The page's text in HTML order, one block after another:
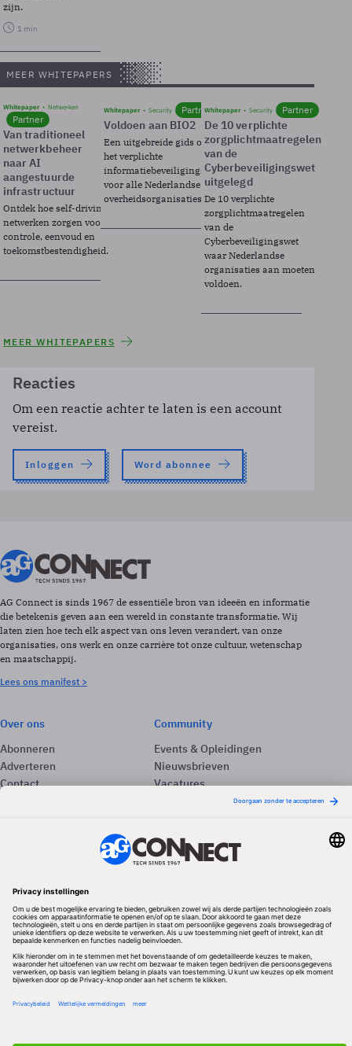
zijn.
1 min
MEER WHITEPAPERS
Whitepaper Netwerken
Partner
Van traditioneel
netwerkbeheer
naar AI
aangestuurde
infrastructuur
Ontdek hoe self-driving
netwerken zorgen voor
controle, eenvoud en
toekomstbestendigheid.
Whitepaper Security Partner
Voldoen aan BIO2
Een uitgebreide gids over BIO2,
het verplichte
informatiebeveiligingsframework
voor alle Nederlandse
overheidsorganisaties.
Whitepaper Security Partner
De 10 verplichte
zorgplichtmaatregelen
van de
Cyberbeveiligingswet
uitgelegd
De 10 verplichte
zorgplichtmaatregelen
van de
Cyberbeveiligingswet
waar Nederlandse
organisaties aan moeten
voldoen.
MEER WHITEPAPERS
Reacties
Om een reactie achter te laten is een account
vereist.
Inloggen Word abonnee
AG Connect is sinds 1967 de essentiële bron van ideeën en informatie
die betekenis geven aan een wereld in constante transformatie. Wij
laten zien hoe tech elk aspect van ons leven verandert, van onze
organisaties, ons werk en onze carrière tot onze cultuur, wetenschap
en maatschappij.
Lees ons manifest >
Over ons
Abonneren
Adverteren
Contact
Community
Events & Opleidingen
Nieuwsbrieven
Vacatures
Redactionele partner